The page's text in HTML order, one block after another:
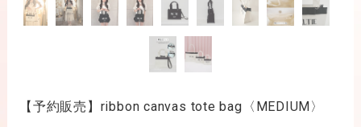
【予約販売】ribbon canvas tote bag〈MEDIUM〉